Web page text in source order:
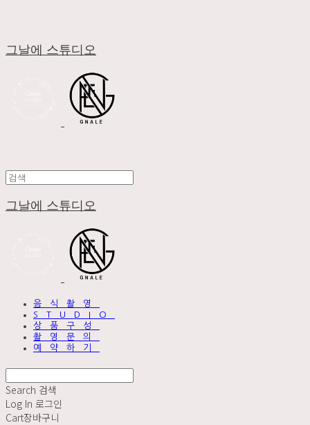
그날에 스튜디오
그날에 스튜디오
음식촬영
STUDIO
상품구성
촬영문의
예약하기
Search 검색
Log In 로그인
Cart장바구니